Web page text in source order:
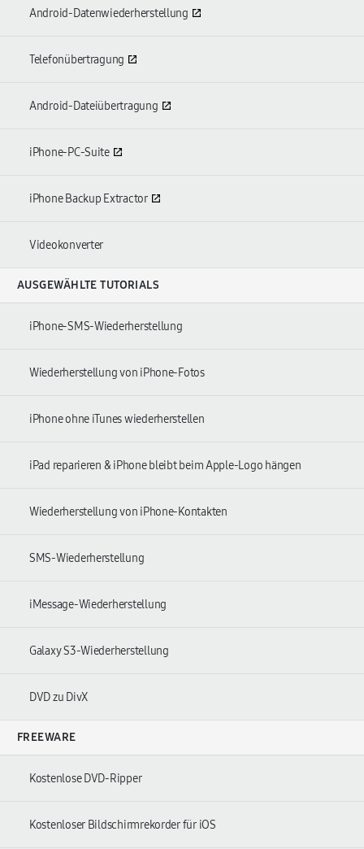
Android-Datenwiederherstellung
Telefonübertragung
Android-Dateiübertragung
iPhone-PC-Suite
iPhone Backup Extractor
Videokonverter
AUSGEWÄHLTE TUTORIALS
iPhone-SMS-Wiederherstellung
Wiederherstellung von iPhone-Fotos
iPhone ohne iTunes wiederherstellen
iPad reparieren & iPhone bleibt beim Apple-Logo hängen
Wiederherstellung von iPhone-Kontakten
SMS-Wiederherstellung
iMessage-Wiederherstellung
Galaxy S3-Wiederherstellung
DVD zu DivX
FREEWARE
Kostenlose DVD-Ripper
Kostenloser Bildschirmrekorder für iOS